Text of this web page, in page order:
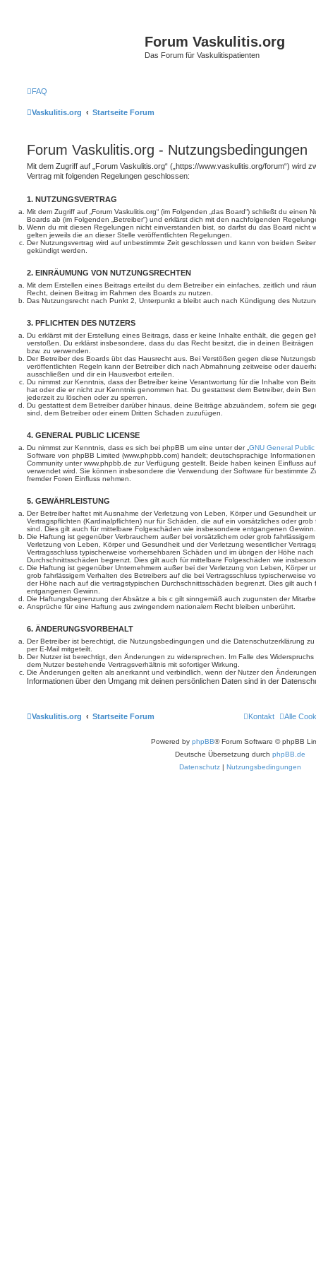
Forum Vaskulitis.org
Das Forum für Vaskulitispatienten
FAQ
Vaskulitis.org Startseite Forum
Forum Vaskulitis.org - Nutzungsbedingungen
Mit dem Zugriff auf „Forum Vaskulitis.org“ („https://www.vaskulitis.org/forum“) wird
Vertrag mit folgenden Regelungen geschlossen:
1. NUTZUNGSVERTRAG
Mit dem Zugriff auf „Forum Vaskulitis.org“ (im Folgenden „das Board“) schließt du einen
Boards ab (im Folgenden „Betreiber“) und erklärst dich mit den nachfolgenden
Wenn du mit diesen Regelungen nicht einverstanden bist, so darfst du das Board nicht
gelten jeweils die an dieser Stelle veröffentlichten Regelungen.
Der Nutzungsvertrag wird auf unbestimmte Zeit geschlossen und kann von beiden
gekündigt werden.
2. EINRÄUMUNG VON NUTZUNGSRECHTEN
Mit dem Erstellen eines Beitrags erteilst du dem Betreiber ein einfaches, zeitlich und
Recht, deinen Beitrag im Rahmen des Boards zu nutzen.
Das Nutzungsrecht nach Punkt 2, Unterpunkt a bleibt auch nach Kündigung des
3. PFLICHTEN DES NUTZERS
Du erklärst mit der Erstellung eines Beitrags, dass er keine Inhalte enthält, die gegen
verstoßen. Du erklärst insbesondere, dass du das Recht besitzt, die in deinen
bzw. zu verwenden.
Der Betreiber des Boards übt das Hausrecht aus. Bei Verstößen gegen diese
veröffentlichten Regeln kann der Betreiber dich nach Abmahnung zeitweise oder
ausschließen und dir ein Hausverbot erteilen.
Du nimmst zur Kenntnis, dass der Betreiber keine Verantwortung für die Inhalte von
hat oder die er nicht zur Kenntnis genommen hat. Du gestattest dem Betreiber, dein
jederzeit zu löschen oder zu sperren.
Du gestattest dem Betreiber darüber hinaus, deine Beiträge abzuändern, sofern sie
sind, dem Betreiber oder einem Dritten Schaden zuzufügen.
4. GENERAL PUBLIC LICENSE
Du nimmst zur Kenntnis, dass es sich bei phpBB um eine unter der „ GNU General
Software von phpBB Limited (www.phpbb.com) handelt; deutschsprachige
Community unter www.phpbb.de zur Verfügung gestellt. Beide haben keinen Einfluss
verwendet wird. Sie können insbesondere die Verwendung der Software für bestimmte
fremder Foren Einfluss nehmen.
5. GEWÄHRLEISTUNG
Der Betreiber haftet mit Ausnahme der Verletzung von Leben, Körper und Gesundheit
Vertragspflichten (Kardinalpflichten) nur für Schäden, die auf ein vorsätzliches oder
sind. Dies gilt auch für mittelbare Folgeschäden wie insbesondere entgangenen Gewinn.
Die Haftung ist gegenüber Verbrauchern außer bei vorsätzlichem oder grob
Verletzung von Leben, Körper und Gesundheit und der Verletzung wesentlicher
Vertragsschluss typischerweise vorhersehbaren Schäden und im übrigen der Höhe
Durchschnittsschäden begrenzt. Dies gilt auch für mittelbare Folgeschäden wie
Die Haftung ist gegenüber Unternehmern außer bei der Verletzung von Leben, Körper
grob fahrlässigem Verhalten des Betreibers auf die bei Vertragsschluss typischerweise
der Höhe nach auf die vertragstypischen Durchschnittsschäden begrenzt. Dies gilt
entgangenen Gewinn.
Die Haftungsbegrenzung der Absätze a bis c gilt sinngemäß auch zugunsten der
Ansprüche für eine Haftung aus zwingendem nationalem Recht bleiben unberührt.
6. ÄNDERUNGSVORBEHALT
Der Betreiber ist berechtigt, die Nutzungsbedingungen und die Datenschutzerklärung
per E-Mail mitgeteilt.
Der Nutzer ist berechtigt, den Änderungen zu widersprechen. Im Falle des
dem Nutzer bestehende Vertragsverhältnis mit sofortiger Wirkung.
Die Änderungen gelten als anerkannt und verbindlich, wenn der Nutzer den
Informationen über den Umgang mit deinen persönlichen Daten sind in der
Vaskulitis.org Startseite Forum Alle
Kontakt
Powered by phpBB® Forum Software © phpBB
Deutsche Übersetzung durch phpBB.de
Datenschutz | Nutzungsbedingungen